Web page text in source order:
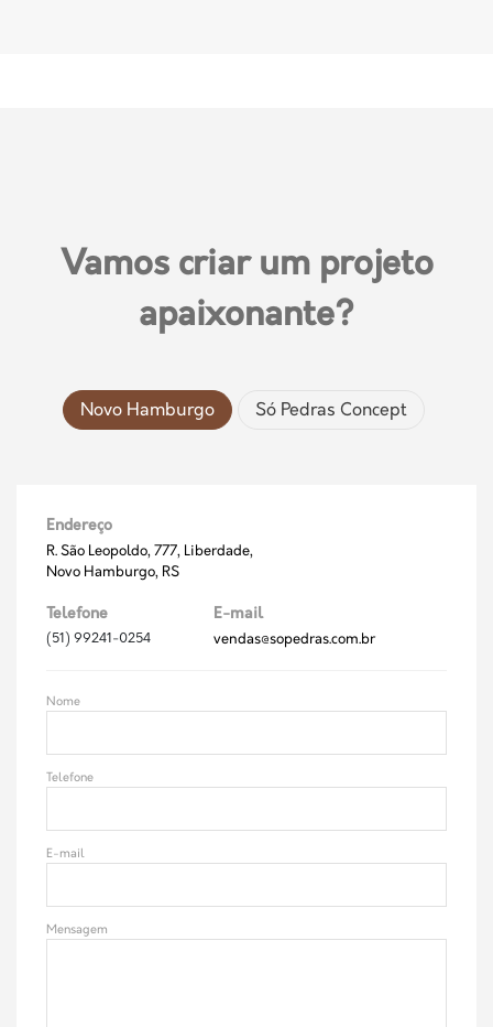
Vamos criar um projeto
apaixonante?
Novo Hamburgo Só Pedras Concept
Endereço
R. São Leopoldo, 777, Liberdade,
Novo Hamburgo, RS
Telefone
(51) 99241-0254
E-mail
vendas@sopedras.com.br
Nome
Telefone
E-mail
Mensagem